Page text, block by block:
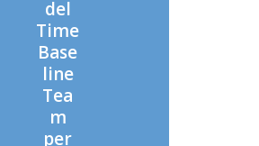
del
Time
Base
line
Tea
m
per